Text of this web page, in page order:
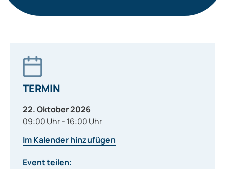
TERMIN
22. Oktober 2026
09:00 Uhr - 16:00 Uhr
Im Kalender hinzufügen
Event teilen: